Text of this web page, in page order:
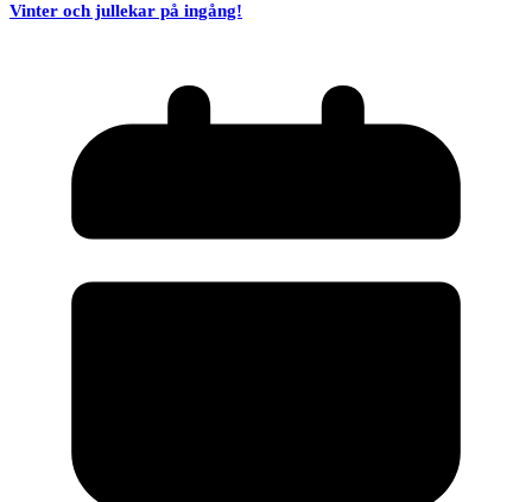
Vinter och jullekar på ingång!